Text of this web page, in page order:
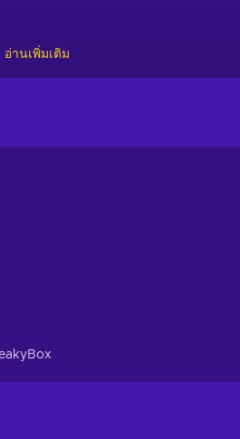
reaction time and reflexes? Or
got what it takes to be the best
an action game full of fast-paced
accuracy. Find out if you can put
your enemy down.
find yourself playing with Breakout:
on end! It’s bound to happen,
these features:
time you get better;
– You dive into the perfect blend of
อ่านเพิ่มเติม